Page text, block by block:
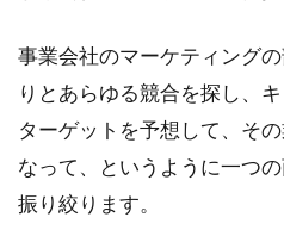
道
な
仮
説
の
証
事業会社のマーケティング
りとあらゆる競合を探し、
ターゲットを予想して、そ
なって、というように一つ
振り絞ります。